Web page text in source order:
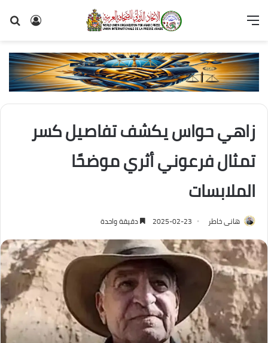
تسجيل
القائمة
زاهي حواس يكشف تفاصيل كسر
تمثال فرعوني أثري موضحًا
الملابسات
هانى خاطر 2025-02-23 دقيقة واحدة